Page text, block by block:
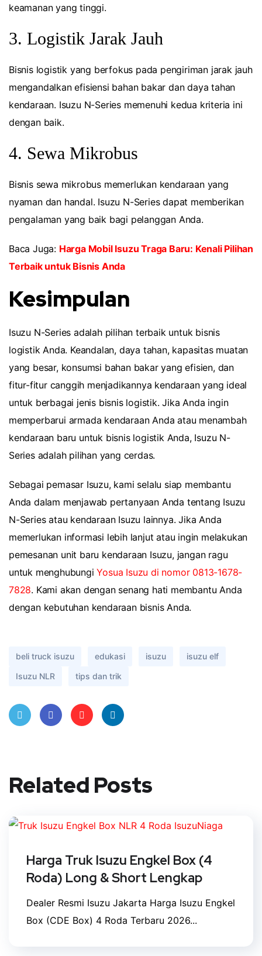
keamanan yang tinggi.
3. Logistik Jarak Jauh
Bisnis logistik yang berfokus pada pengiriman jarak jauh
mengandalkan efisiensi bahan bakar dan daya tahan
kendaraan. Isuzu N-Series memenuhi kedua kriteria ini
dengan baik.
4. Sewa Mikrobus
Bisnis sewa mikrobus memerlukan kendaraan yang
nyaman dan handal. Isuzu N-Series dapat memberikan
pengalaman yang baik bagi pelanggan Anda.
Baca Juga: Harga Mobil Isuzu Traga Baru: Kenali Pilihan
Terbaik untuk Bisnis Anda
Kesimpulan
Isuzu N-Series adalah pilihan terbaik untuk bisnis
logistik Anda. Keandalan, daya tahan, kapasitas muatan
yang besar, konsumsi bahan bakar yang efisien, dan
fitur-fitur canggih menjadikannya kendaraan yang ideal
untuk berbagai jenis bisnis logistik. Jika Anda ingin
memperbarui armada kendaraan Anda atau menambah
kendaraan baru untuk bisnis logistik Anda, Isuzu N-
Series adalah pilihan yang cerdas.
Sebagai pemasar Isuzu, kami selalu siap membantu
Anda dalam menjawab pertanyaan Anda tentang Isuzu
N-Series atau kendaraan Isuzu lainnya. Jika Anda
memerlukan informasi lebih lanjut atau ingin melakukan
pemesanan unit baru kendaraan Isuzu, jangan ragu
untuk menghubungiYosua Isuzu di nomor 0813-1678-
7828. Kami akan dengan senang hati membantu Anda
dengan kebutuhan kendaraan bisnis Anda.
beli truck isuzu edukasi isuzu
isuzu elf
Isuzu NLR
tips dan trik
t
Related Posts
Harga Truk Isuzu Engkel Box (4
Roda) Long & Short Lengkap
Dealer Resmi Isuzu Jakarta Harga Isuzu Engkel
Box (CDE Box) 4 Roda Terbaru 2026...